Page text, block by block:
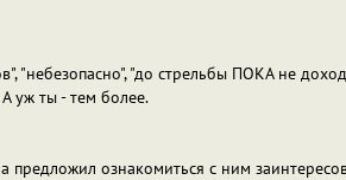
"небезопасно", "до стрельбы ПОКА не
уж ты - тем более.
предложил ознакомиться с ним